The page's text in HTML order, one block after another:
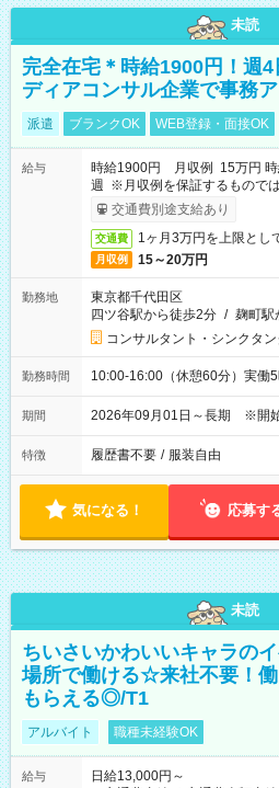
未読
完全在宅＊時給1900円！週
ディアコンサル企業で事務
派遣 ブランクOK WEB登録・面接OK
給与
時給1900円 月収例 15万円
週 ※月収例を保証するもので
ービス利用可（利用条件有）
交通費別途支給あり
交通費 1ヶ月3万円を上限とし
月収例 15～20万円
勤務地
東京都千代田区
四ツ谷駅から徒歩2分 / 麹町駅
コンサルタント・シンクタン
勤務時間 10:00-16:00（休憩60分）実働5
期間 2026年09月01日～長期 ※開
特徴 履歴書不要 / 服装自由
気になる！ 応募す
未読
ちいさいかわいいキャラの
場所で働ける☆来社不要！
もらえる◎/T1
アルバイト 職種未経験OK
給与
日給13,000円～